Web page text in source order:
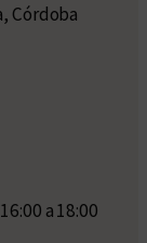
Córdoba
a 18:00